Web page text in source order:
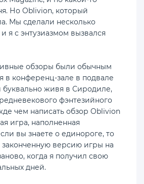
Но Oblivion, который
Мы сделали несколько
я с энтузиазмом вызвался
обзоры были обычным
в конференц-зале в подвале
буквально живя в Сиродиле,
фэнтезийного
чем написать обзор Oblivion
игра, наполненная
вы знаете о единороге, то
законченную версию игры на
когда я получил свою
дней.